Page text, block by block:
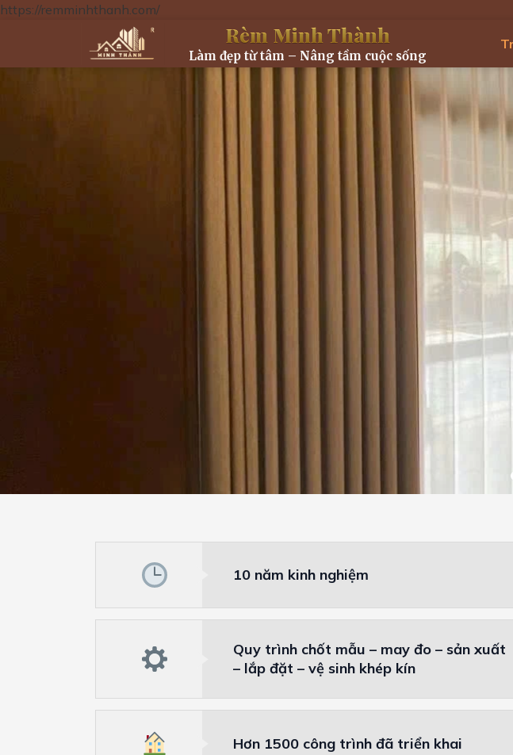
https://remminhthanh.com/
content
Rèm Minh Thành
Làm đẹp từ tâm – Nâng tầm cuộc sống
10 năm kinh nghiệm
Quy trình chốt mẫu – may đo – sản xuất
– lắp đặt – vệ sinh khép kín
Hơn 1500 công trình đã triển khai